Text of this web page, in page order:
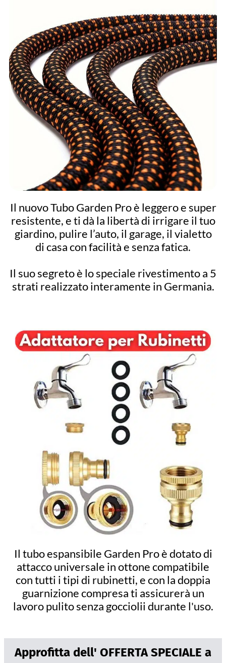
Il nuovo Tubo Garden Pro è leggero e super
resistente, e ti dà la libertà di irrigare il tuo
giardino, pulire l’auto, il garage, il vialetto
di casa con facilità e senza fatica.
Il suo segreto è lo speciale rivestimento a 5
strati realizzato interamente in Germania.
Il tubo espansibile Garden Pro è dotato di
attacco universale in ottone compatibile
con tutti i tipi di rubinetti, e con la doppia
guarnizione compresa ti assicurerà un
lavoro pulito senza gocciolii durante l'uso.
Approfitta dell' OFFERTA SPECIALE a